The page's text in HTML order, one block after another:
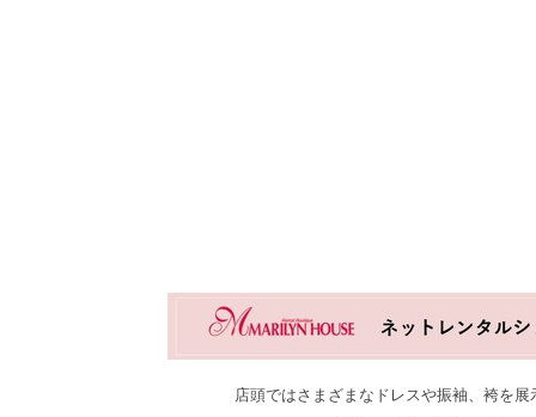
店頭ではさまざまなドレスや振袖、袴を展